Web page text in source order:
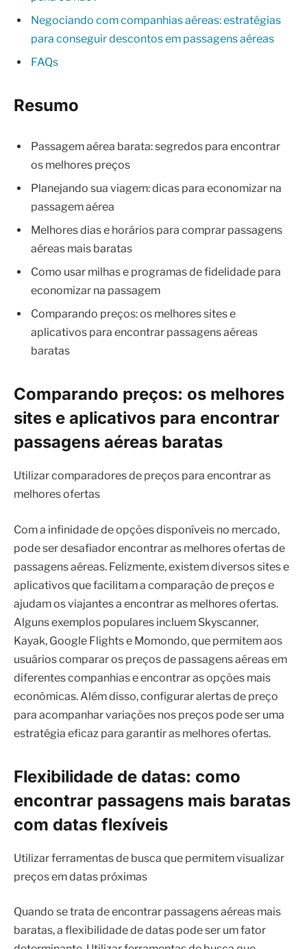
Negociando com companhias aéreas: estratégias
para conseguir descontos em passagens aéreas
FAQs
Resumo
Passagem aérea barata: segredos para encontrar
os melhores preços
Planejando sua viagem: dicas para economizar na
passagem aérea
Melhores dias e horários para comprar passagens
aéreas mais baratas
Como usar milhas e programas de fidelidade para
economizar na passagem
Comparando preços: os melhores sites e
aplicativos para encontrar passagens aéreas
baratas
Comparando preços: os melhores
sites e aplicativos para encontrar
passagens aéreas baratas
Utilizar comparadores de preços para encontrar as
melhores ofertas
Com a infinidade de opções disponíveis no mercado,
pode ser desafiador encontrar as melhores ofertas de
passagens aéreas. Felizmente, existem diversos sites e
aplicativos que facilitam a comparação de preços e
ajudam os viajantes a encontrar as melhores ofertas.
Alguns exemplos populares incluem Skyscanner,
Kayak, Google Flights e Momondo, que permitem aos
usuários comparar os preços de passagens aéreas em
diferentes companhias e encontrar as opções mais
econômicas. Além disso, configurar alertas de preço
para acompanhar variações nos preços pode ser uma
estratégia eficaz para garantir as melhores ofertas.
Flexibilidade de datas: como
encontrar passagens mais baratas
com datas flexíveis
Utilizar ferramentas de busca que permitem visualizar
preços em datas próximas
Quando se trata de encontrar passagens aéreas mais
baratas, a flexibilidade de datas pode ser um fator